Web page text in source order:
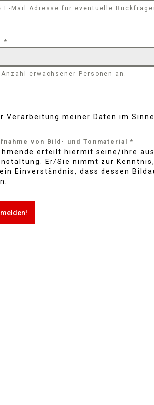
E-Mail Adresse für eventuelle
*
erwachsener Personen an.
Verarbeitung meiner Daten im
von Bild- und Tonmaterial *
erteilt hiermit seine/ihre
Er/Sie nimmt zur
Einverständnis, dass dessen